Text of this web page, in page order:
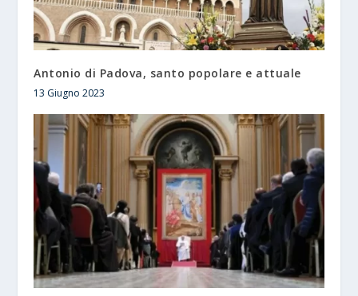
Antonio di Padova, santo popolare e attuale
13 Giugno 2023